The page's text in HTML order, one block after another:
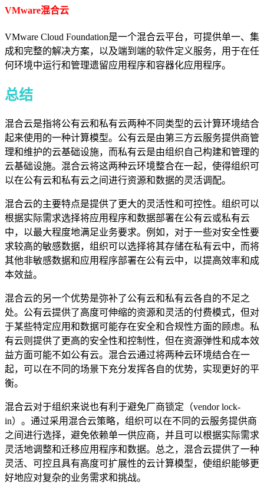
VMware混合云
VMware Cloud Foundation是一个混合云平台，可提供单一、集
成和完整的解决方案，以及端到端的软件定义服务，用于在任
何环境中运行和管理遗留应用程序和容器化应用程序。
总结
混合云是指将公有云和私有云两种不同类型的云计算环境结合
起来使用的一种计算模型。公有云是由第三方云服务提供商管
理和维护的云基础设施，而私有云是由组织自己构建和管理的
云基础设施。混合云将这两种云环境整合在一起，使得组织可
以在公有云和私有云之间进行资源和数据的灵活调配。
混合云的主要特点是提供了更大的灵活性和可控性。组织可以
根据实际需求选择将应用程序和数据部署在公有云或私有云
中，以最大程度地满足业务要求。例如，对于一些对安全性要
求较高的敏感数据，组织可以选择将其存储在私有云中，而将
其他非敏感数据和应用程序部署在公有云中，以提高效率和成
本效益。
混合云的另一个优势是弥补了公有云和私有云各自的不足之
处。公有云提供了高度可伸缩的资源和灵活的付费模式，但对
于某些特定应用和数据可能存在安全和合规性方面的顾虑。私
有云则提供了更高的安全性和控制性，但在资源弹性和成本效
益方面可能不如公有云。混合云通过将两种云环境结合在一
起，可以在不同的场景下充分发挥各自的优势，实现更好的平
衡。
混合云对于组织来说也有利于避免厂商锁定（vendor lock-
in）。通过采用混合云策略，组织可以在不同的云服务提供商
之间进行选择，避免依赖单一供应商，并且可以根据实际需求
灵活地调整和迁移应用程序和数据。总之，混合云提供了一种
灵活、可控且具有高度可扩展性的云计算模型，使组织能够更
好地应对复杂的业务需求和挑战。